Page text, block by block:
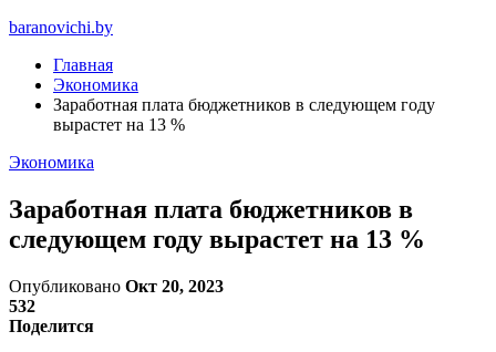
baranovichi.by
Главная
Экономика
Заработная плата бюджетников в следующем году
вырастет на 13 %
Экономика
Заработная плата бюджетников в
следующем году вырастет на 13 %
Опубликовано Окт 20, 2023
532
Поделится